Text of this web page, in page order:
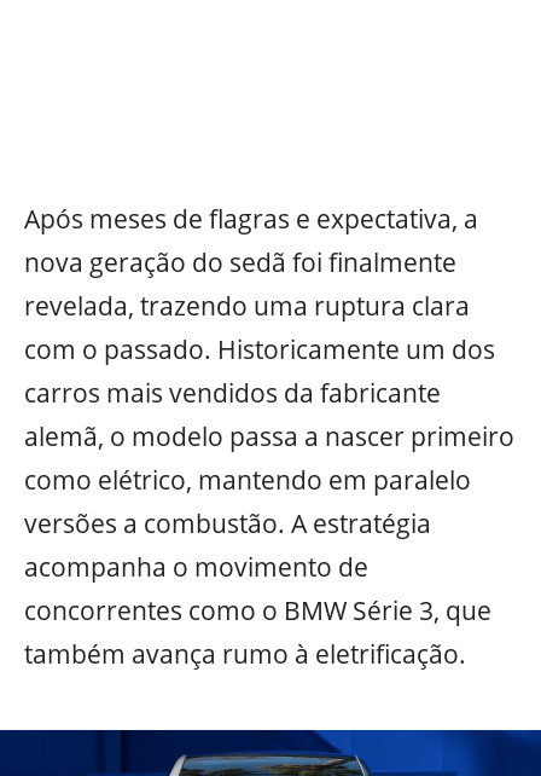
Após meses de flagras e expectativa, a
nova geração do sedã foi finalmente
revelada, trazendo uma ruptura clara
com o passado. Historicamente um dos
carros mais vendidos da fabricante
alemã, o modelo passa a nascer primeiro
como elétrico, mantendo em paralelo
versões a combustão. A estratégia
acompanha o movimento de
concorrentes como o BMW Série 3, que
também avança rumo à eletrificação.